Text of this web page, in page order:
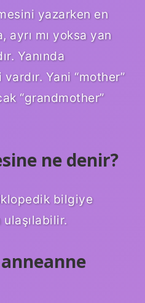
yazarken en
ayrı mı yoksa yan
Yanında
Yani “mother”
“grandmother”
ne denir?
bilgiye
ulaşılabilir.